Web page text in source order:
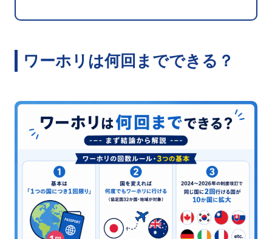
ワーホリは何回までできる？